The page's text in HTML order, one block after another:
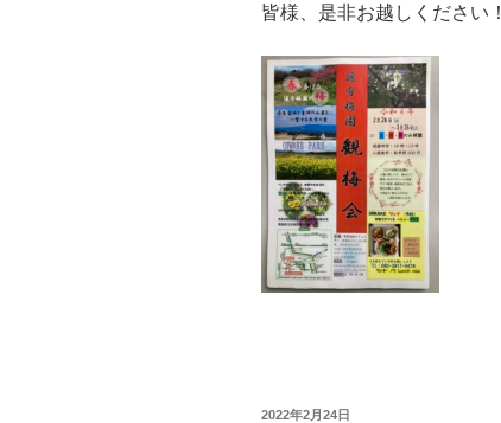
皆様、是非お越しください！
投
2022年2月24日